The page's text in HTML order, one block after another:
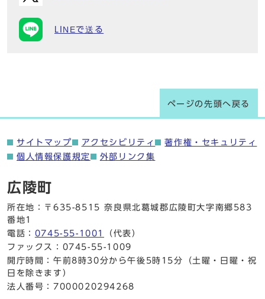
LINEで送る
ページの先頭へ戻る
サイトマップ アクセシビリティ
著作権・セキュリティ
個人情報保護規定
外部リンク集
広陵町
所在地：〒635-8515 奈良県北葛城郡広陵町大字南郷583
番地1
電話： 0745-55-1001
（代表）
ファックス：0745-55-1009
開庁時間：午前8時30分から午後5時15分（土曜・日曜・祝
日を除きます）
法人番号：7000020294268